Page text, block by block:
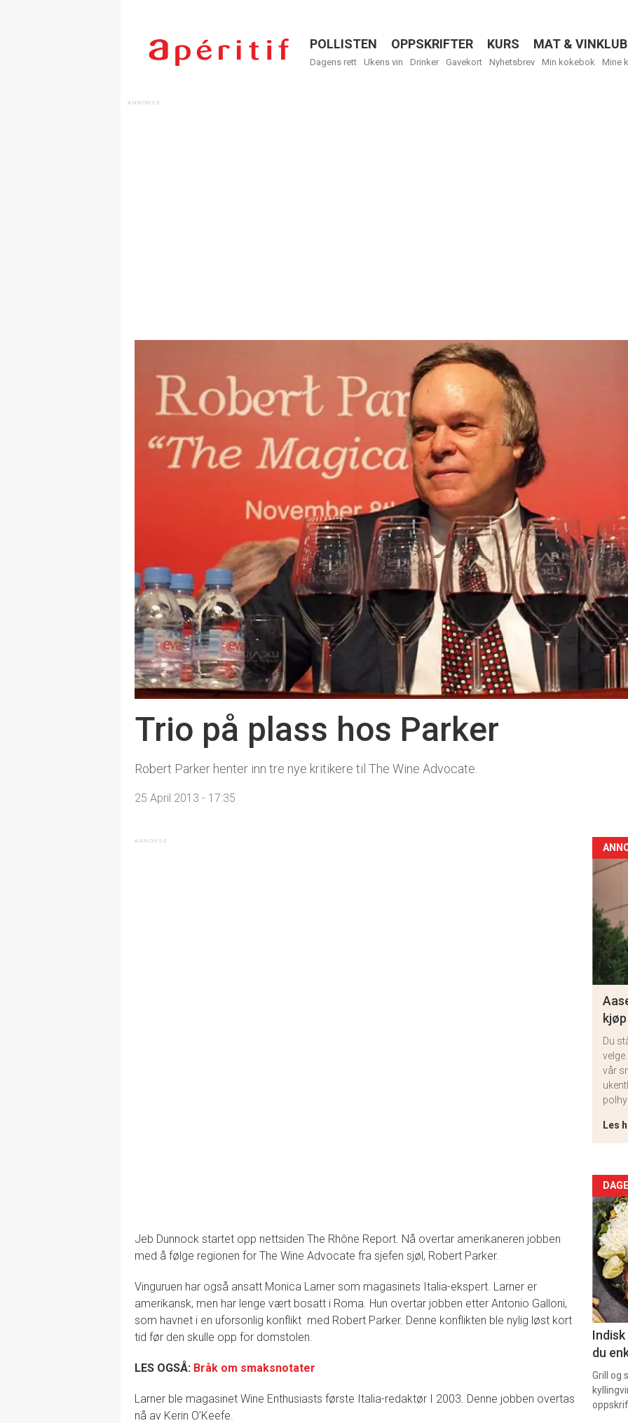
Menu
POLLISTEN OPPSKRIFTER KURS MAT &
Dagens rett Ukens vin Drinker Gavekort Nyhetsbrev Min kokebok Mine
Trio på plass hos Parker
Robert Parker henter inn tre nye kritikere til The Wine Advocate.
25 April 2013 - 17:35
Jeb Dunnock startet opp nettsiden The Rhône Report. Nå overtar amerikaneren jobben
med å følge regionen for The Wine Advocate fra sjefen sjøl, Robert Parker.
Vinguruen har også ansatt Monica Larner som magasinets Italia-ekspert. Larner er
amerikansk, men har lenge vært bosatt i Roma. Hun overtar jobben etter Antonio Galloni,
som havnet i en uforsonlig konflikt med Robert Parker. Denne konflikten ble nylig løst kort
tid før den skulle opp for domstolen.
LES OGSÅ: Bråk om smaksnotater
Larner ble magasinet Wine Enthusiasts første Italia-redaktør I 2003. Denne jobben overtas
nå av Kerin O’Keefe.
Du
vår
Les
-
11
du
Grill og